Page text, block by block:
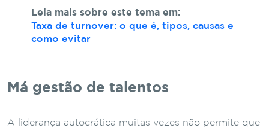
Leia mais sobre este tema em:
Taxa de turnover: o que é, tipos, causas e
como evitar
Má gestão de talentos
A liderança autocrática muitas vezes não permite que